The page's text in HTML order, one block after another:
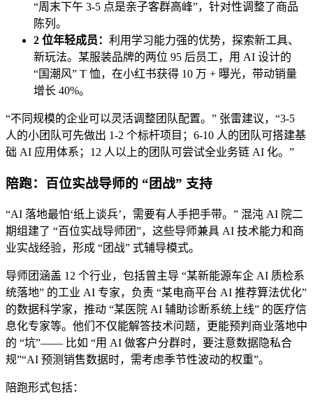
“周末下午 3-5 点是亲子客群高峰”，针对性调整了商品
陈列。
2 位年轻成员： 利用学习能力强的优势，探索新工具、
新玩法。某服装品牌的两位 95 后员工，用 AI 设计的
“国潮风” T 恤，在小红书获得 10 万 + 曝光，带动销量
增长 40%。
“不同规模的企业可以灵活调整团队配置。” 张雷建议，“3-5
人的小团队可先做出 1-2 个标杆项目；6-10 人的团队可搭建基
础 AI 应用体系；12 人以上的团队可尝试全业务链 AI 化。”
陪跑：百位实战导师的 “团战” 支持
“AI 落地最怕‘纸上谈兵’，需要有人手把手带。” 混沌 AI 院二
期组建了 “百位实战导师团”，这些导师兼具 AI 技术能力和商
业实战经验，形成 “团战” 式辅导模式。
导师团涵盖 12 个行业，包括曾主导 “某新能源车企 AI 质检系
统落地” 的工业 AI 专家，负责 “某电商平台 AI 推荐算法优化”
的数据科学家，推动 “某医院 AI 辅助诊断系统上线” 的医疗信
息化专家等。他们不仅能解答技术问题，更能预判商业落地中
的 “坑”—— 比如 “用 AI 做客户分群时，要注意数据隐私合
规”“AI 预测销售数据时，需考虑季节性波动的权重”。
陪跑形式包括：